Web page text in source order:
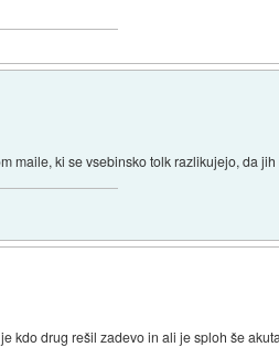
maile, ki se vsebinsko tolk razlikujejo, da
kdo drug rešil zadevo in ali je sploh še